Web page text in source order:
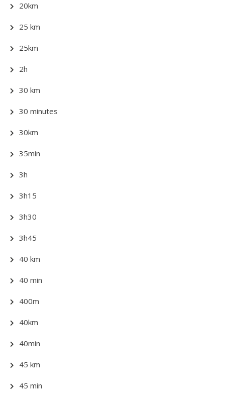
20km
25 km
25km
2h
30 km
30 minutes
30km
35min
3h
3h15
3h30
3h45
40 km
40 min
400m
40km
40min
45 km
45 min